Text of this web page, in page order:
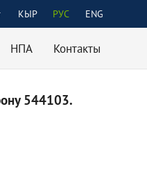
КЫР РУС ENG
НПА Контакты
544103.